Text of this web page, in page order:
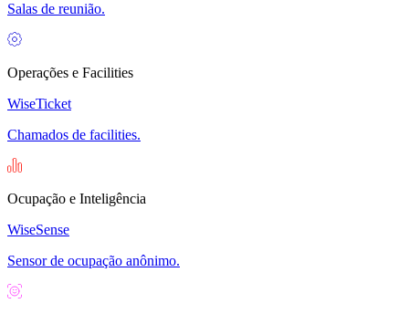
Salas de reunião.
Operações e Facilities
WiseTicket
Chamados de facilities.
Ocupação e Inteligência
WiseSense
Sensor de ocupação anônimo.